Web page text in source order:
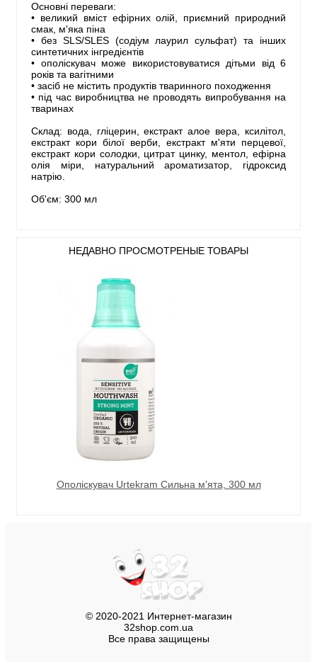
Основні переваги:
• великий вміст ефірних олій, приємний природний
смак, м'яка піна
• без SLS/SLES (содіум лаурил сульфат) та інших
синтетичних інгредієнтів
• ополіскувач може використовуватися дітьми від 6
років та вагітними
• засіб не містить продуктів тваринного походження
• під час виробництва не проводять випробування на
тваринах
Склад: вода, гліцерин, екстракт алое вера, ксилітол,
екстракт кори білої верби, екстракт м'яти перцевої,
екстракт кори солодки, цитрат цинку, ментол, ефірна
олія міри, натуральний ароматизатор, гідроксид
натрію.
Об'єм: 300 мл
НЕДАВНО ПРОСМОТРЕНЫЕ ТОВАРЫ
Ополіскувач Urtekram Сильна м'ята, 300 мл
© 2020-2021 Интернет-магазин
32shop.com.ua
Все права защищены